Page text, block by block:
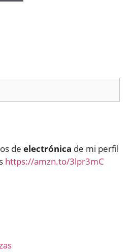
de electrónica de mi perfil
https://amzn.to/3lpr3mC